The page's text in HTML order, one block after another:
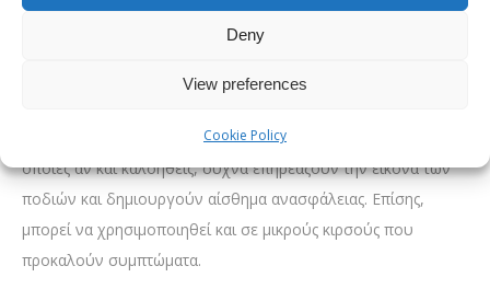
Deny
View preferences
Cookie Policy
Σε ποιες περιπτώσεις ενδείκνυται;
Η σκληροθεραπεία εφαρμόζεται κυρίως στις ευρυαγγείες, οι
οποίες αν και καλοήθεις, συχνά επηρεάζουν την εικόνα των
ποδιών και δημιουργούν αίσθημα ανασφάλειας. Επίσης,
μπορεί να χρησιμοποιηθεί και σε μικρούς κιρσούς που
προκαλούν συμπτώματα.